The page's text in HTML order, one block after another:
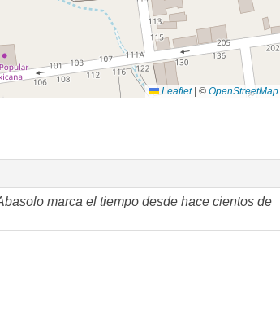
Leaflet © OpenStreetMap
marca el tiempo desde hace cientos de